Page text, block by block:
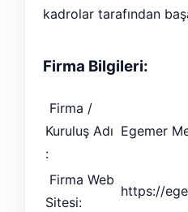
kadrolar tarafından
Firma Bilgileri:
Firma /
Kuruluş Adı
:
Egemer
Firma Web
Sitesi:
https://